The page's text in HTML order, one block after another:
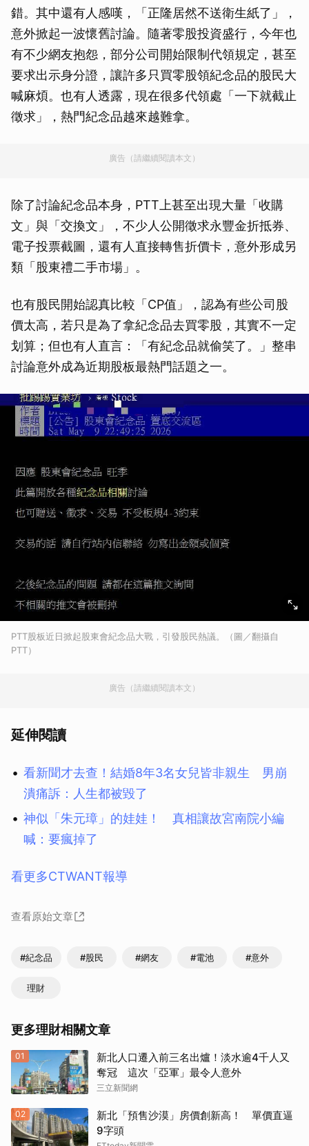
錯。其中還有人感嘆，「正隆居然不送衛生紙了」，
意外掀起一波懷舊討論。隨著零股投資盛行，今年也
有不少網友抱怨，部分公司開始限制代領規定，甚至
要求出示身分證，讓許多只買零股領紀念品的股民大
喊麻煩。也有人透露，現在很多代領處「一下就截止
徵求」，熱門紀念品越來越難拿。
廣告（請繼續閱讀本文）
除了討論紀念品本身，PTT上甚至出現大量「收購
文」與「交換文」，不少人公開徵求永豐金折抵券、
電子投票截圖，還有人直接轉售折價卡，意外形成另
類「股東禮二手市場」。
也有股民開始認真比較「CP值」，認為有些公司股
價太高，若只是為了拿紀念品去買零股，其實不一定
划算；但也有人直言：「有紀念品就偷笑了。」整串
討論意外成為近期股板最熱門話題之一。
PTT股板近日掀起股東會紀念品大戰，引發股民熱議。（圖／翻攝自
PTT）
廣告（請繼續閱讀本文）
延伸閱讀
看新聞才去查！結婚8年3名女兒皆非親生 男崩
潰痛訴：人生都被毀了
神似「朱元璋」的娃娃！ 真相讓故宮南院小編
喊：要瘋掉了
看更多CTWANT報導
查看原始文章
#紀念品 #股民 #網友 #電池 #意外
理財
更多理財相關文章
01
新北人口遷入前三名出爐！淡水逾4千人又
奪冠 這次「亞軍」最令人意外
三立新聞網
02
新北「預售沙漠」房價創新高！ 單價直逼
9字頭